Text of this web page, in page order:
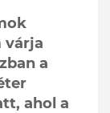
várja
a
ahol a